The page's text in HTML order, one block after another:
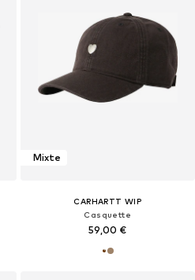
Mixte
CARHARTT WIP
Casquette
59,00 €